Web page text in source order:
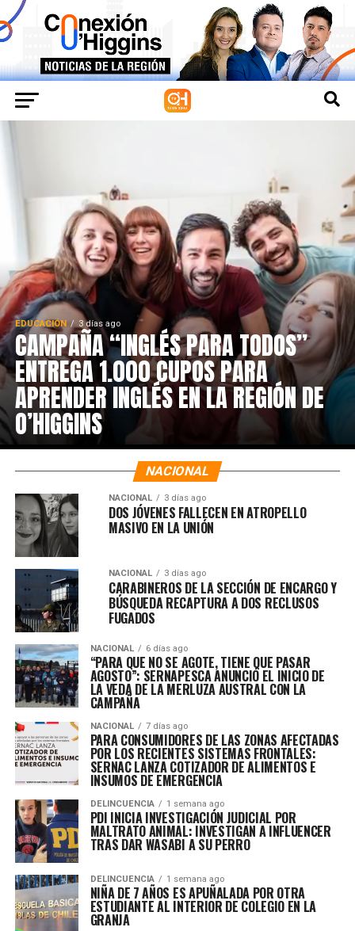
EDUCACIÓN 3 días ago
CAMPAÑA “INGLÉS PARA TODOS”
ENTREGA 1.000 CUPOS PARA
APRENDER INGLÉS EN LA REGIÓN DE
O’HIGGINS
NACIONAL
NACIONAL 3 días ago
DOS JÓVENES FALLECEN EN ATROPELLO
MASIVO EN LA UNIÓN
NACIONAL 3 días ago
CARABINEROS DE LA SECCIÓN DE ENCARGO Y
BÚSQUEDA RECAPTURA A DOS RECLUSOS
FUGADOS
NACIONAL 6 días ago
“PARA QUE NO SE AGOTE, TIENE QUE PASAR
AGOSTO”: SERNAPESCA ANUNCIÓ EL INICIO DE
LA VEDA DE LA MERLUZA AUSTRAL CON LA
CAMPAÑA
NACIONAL 7 días ago
PARA CONSUMIDORES DE LAS ZONAS AFECTADAS
POR LOS RECIENTES SISTEMAS FRONTALES:
SERNAC LANZA COTIZADOR DE ALIMENTOS E
INSUMOS DE EMERGENCIA
DELINCUENCIA 1 semana ago
PDI INICIA INVESTIGACIÓN JUDICIAL POR
MALTRATO ANIMAL: INVESTIGAN A INFLUENCER
TRAS DAR WASABI A SU PERRO
DELINCUENCIA 1 semana ago
NIÑA DE 7 AÑOS ES APUÑALADA POR OTRA
ESTUDIANTE AL INTERIOR DE COLEGIO EN LA
GRANJA